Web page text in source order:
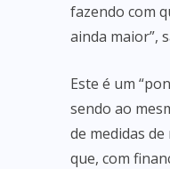
fazendo com
ainda maior”,
Este é um
sendo ao
de medidas
que, com